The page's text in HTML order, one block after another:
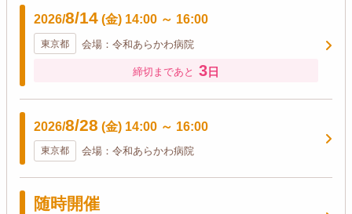
2026/8/14 (金) 14:00 ～ 16:00
東京都 会場：令和あらかわ病院
締切まであと 3日
2026/8/28 (金) 14:00 ～ 16:00
東京都 会場：令和あらかわ病院
随時開催